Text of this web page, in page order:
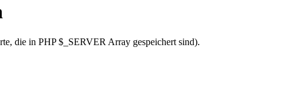
die in PHP $_SERVER Array gespeichert sind).